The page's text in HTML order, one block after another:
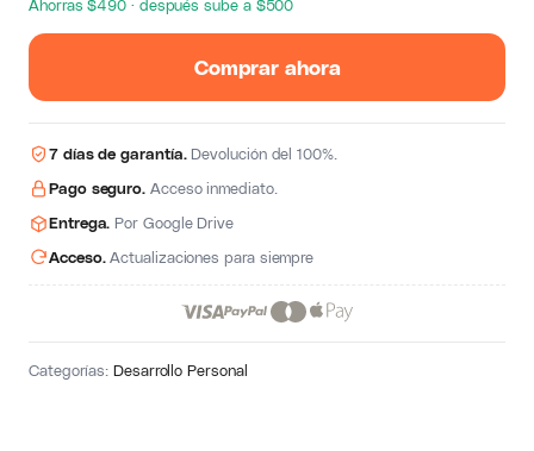
Ahorras $490 · después sube a $500
Comprar ahora
7 días de garantía.Devolución del 100%.
Pago seguro. Acceso inmediato.
Entrega. Por Google Drive
Acceso.Actualizaciones para siempre
Categorías:Desarrollo Personal